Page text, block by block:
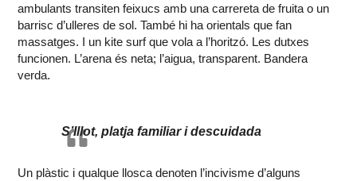
ambulants transiten feixucs amb una carrereta de fruita o un
barrisc d’ulleres de sol. També hi ha orientals que fan
massatges. I un kite surf que vola a l’horitzó. Les dutxes
funcionen. L’arena és neta; l’aigua, transparent. Bandera
verda.
S’Illot, platja familiar i descuidada
Un plàstic i qualque llosca denoten l’incivisme d’alguns